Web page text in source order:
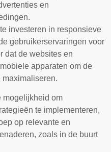
en
investeren in responsieve
gebruikerservaringen voor
dat de websites en
apparaten om de
maximaliseren.
mogelijkheid om
te implementeren,
op relevante en
zoals in de buurt